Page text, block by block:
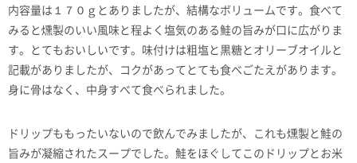
内容量は１７０ｇとありましたが、結構なボリュームです。食べて
みると燻製のいい風味と程よく塩気のある鮭の旨みが口に広がりま
す。とてもおいしいです。味付けは粗塩と黒糖とオリーブオイルと
記載がありましたが、コクがあってとても食べごたえがあります。
身に骨はなく、中身すべて食べられました。
ドリップももったいないので飲んでみましたが、これも燻製と鮭の
旨みが凝縮されたスープでした。鮭をほぐしてこのドリップとお米